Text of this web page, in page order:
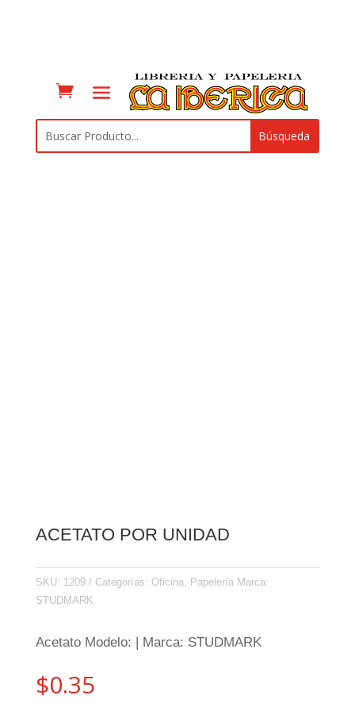
ACETATO POR UNIDAD
SKU: 1209 Categorías: Oficina Papelería Marca:
STUDMARK
Acetato Modelo: | Marca: STUDMARK
$0.35